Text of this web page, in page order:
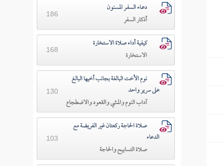
دعـاء السفـر المسنون
أذكار السفر
186
كيفية أداء صلاة الاستخارة
الاستخارة
168
نوم الأخت البالغة بجانب أخيها البالغ
على سرير واحد
آداب النوم والمشي والقعود والاضطجاع
130
صلاة الحاجة ركعتان غير الفريضة مع
الدعاء
صلاة التسابيح والحاجة
103